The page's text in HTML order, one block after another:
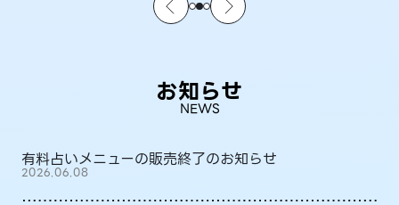
お知らせ
NEWS
有料占いメニューの販売終了のお知らせ
2026.06.08